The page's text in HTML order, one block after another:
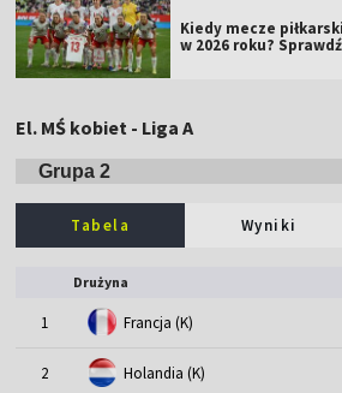
Kiedy mecze
w 2026 roku?
El. MŚ kobiet - Liga A
Tabela Wyniki
Drużyna
1 Francja (K)
2 Holandia (K)